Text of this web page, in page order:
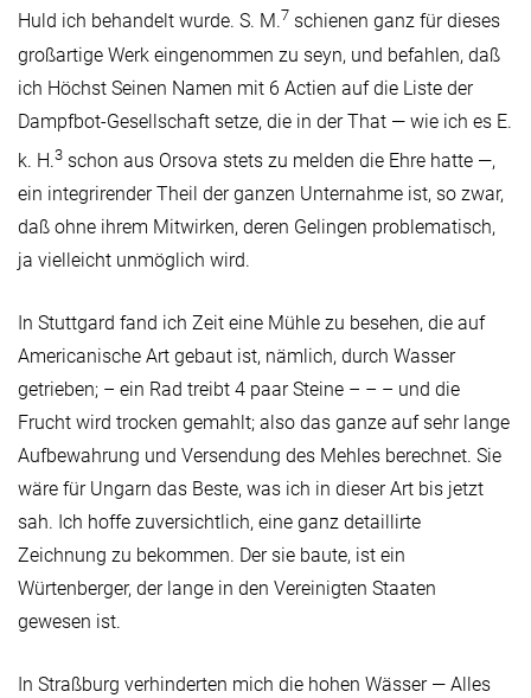
Huld ich behandelt wurde. S. M.7 schienen ganz für dieses
großartige Werk eingenommen zu seyn, und befahlen, daß
ich Höchst Seinen Namen mit 6 Actien auf die Liste der
Dampfbot-Gesellschaft setze, die in der That — wie ich es E.
k. H.3 schon aus Orsova stets zu melden die Ehre hatte —,
ein integrirender Theil der ganzen Unternahme ist, so zwar,
daß ohne ihrem Mitwirken, deren Gelingen problematisch,
ja vielleicht unmöglich wird.
In Stuttgard fand ich Zeit eine Mühle zu besehen, die auf
Americanische Art gebaut ist, nämlich, durch Wasser
getrieben; – ein Rad treibt 4 paar Steine – – – und die
Frucht wird trocken gemahlt; also das ganze auf sehr lange
Aufbewahrung und Versendung des Mehles berechnet. Sie
wäre für Ungarn das Beste, was ich in dieser Art bis jetzt
sah. Ich hoffe zuversichtlich, eine ganz detaillirte
Zeichnung zu bekommen. Der sie baute, ist ein
Würtenberger, der lange in den Vereinigten Staaten
gewesen ist.
In Straßburg verhinderten mich die hohen Wässer — Alles